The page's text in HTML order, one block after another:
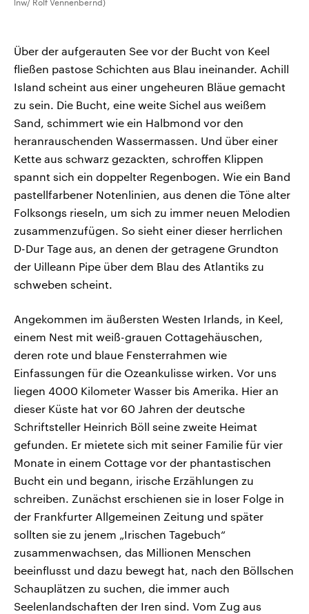
lnw/ Rolf Vennenbernd)
Über der aufgerauten See vor der Bucht von Keel
fließen pastose Schichten aus Blau ineinander. Achill
Island scheint aus einer ungeheuren Bläue gemacht
zu sein. Die Bucht, eine weite Sichel aus weißem
Sand, schimmert wie ein Halbmond vor den
heranrauschenden Wassermassen. Und über einer
Kette aus schwarz gezackten, schroffen Klippen
spannt sich ein doppelter Regenbogen. Wie ein Band
pastellfarbener Notenlinien, aus denen die Töne alter
Folksongs rieseln, um sich zu immer neuen Melodien
zusammenzufügen. So sieht einer dieser herrlichen
D-Dur Tage aus, an denen der getragene Grundton
der Uilleann Pipe über dem Blau des Atlantiks zu
schweben scheint.
Angekommen im äußersten Westen Irlands, in Keel,
einem Nest mit weiß-grauen Cottagehäuschen,
deren rote und blaue Fensterrahmen wie
Einfassungen für die Ozeankulisse wirken. Vor uns
liegen 4000 Kilometer Wasser bis Amerika. Hier an
dieser Küste hat vor 60 Jahren der deutsche
Schriftsteller Heinrich Böll seine zweite Heimat
gefunden. Er mietete sich mit seiner Familie für vier
Monate in einem Cottage vor der phantastischen
Bucht ein und begann, irische Erzählungen zu
schreiben. Zunächst erschienen sie in loser Folge in
der Frankfurter Allgemeinen Zeitung und später
sollten sie zu jenem „Irischen Tagebuch“
zusammenwachsen, das Millionen Menschen
beeinflusst und dazu bewegt hat, nach den Böllschen
Schauplätzen zu suchen, die immer auch
Seelenlandschaften der Iren sind. Vom Zug aus